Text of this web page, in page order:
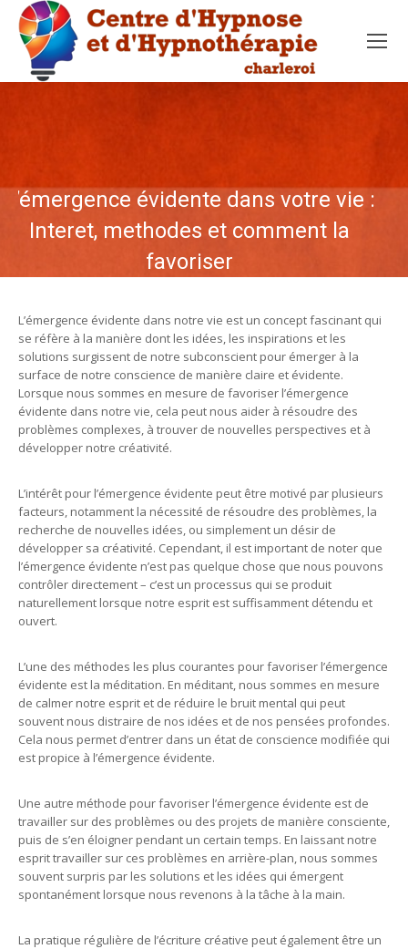
L’émergence évidente dans votre vie :
Interet, methodes et comment la
favoriser
L’émergence évidente dans notre vie est un concept fascinant qui
se réfère à la manière dont les idées, les inspirations et les
solutions surgissent de notre subconscient pour émerger à la
surface de notre conscience de manière claire et évidente.
Lorsque nous sommes en mesure de favoriser l’émergence
évidente dans notre vie, cela peut nous aider à résoudre des
problèmes complexes, à trouver de nouvelles perspectives et à
développer notre créativité.
L’intérêt pour l’émergence évidente peut être motivé par plusieurs
facteurs, notamment la nécessité de résoudre des problèmes, la
recherche de nouvelles idées, ou simplement un désir de
développer sa créativité. Cependant, il est important de noter que
l’émergence évidente n’est pas quelque chose que nous pouvons
contrôler directement – c’est un processus qui se produit
naturellement lorsque notre esprit est suffisamment détendu et
ouvert.
L’une des méthodes les plus courantes pour favoriser l’émergence
évidente est la méditation. En méditant, nous sommes en mesure
de calmer notre esprit et de réduire le bruit mental qui peut
souvent nous distraire de nos idées et de nos pensées profondes.
Cela nous permet d’entrer dans un état de conscience modifiée qui
est propice à l’émergence évidente.
Une autre méthode pour favoriser l’émergence évidente est de
travailler sur des problèmes ou des projets de manière consciente,
puis de s’en éloigner pendant un certain temps. En laissant notre
esprit travailler sur ces problèmes en arrière-plan, nous sommes
souvent surpris par les solutions et les idées qui émergent
spontanément lorsque nous revenons à la tâche à la main.
La pratique régulière de l’écriture créative peut également être un